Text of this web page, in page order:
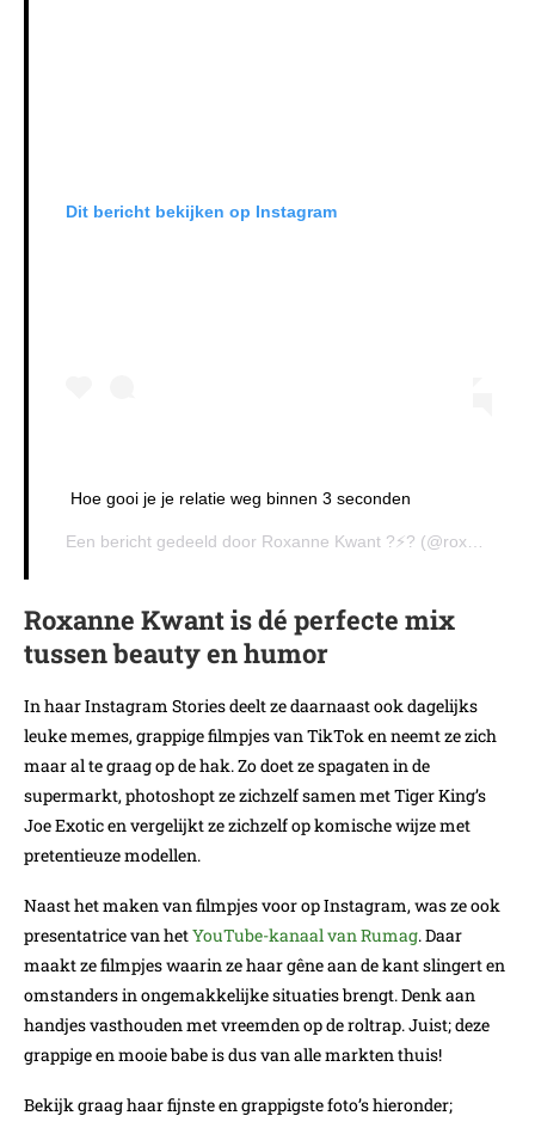
Dit bericht bekijken op Instagram
Hoe gooi je je relatie weg binnen 3 seconden
Een bericht gedeeld door Roxanne Kwant ?⚡️? (@roxannekwant) op
Roxanne Kwant is dé perfecte mix
tussen beauty en humor
In haar Instagram Stories deelt ze daarnaast ook dagelijks
leuke memes, grappige filmpjes van TikTok en neemt ze zich
maar al te graag op de hak. Zo doet ze spagaten in de
supermarkt, photoshopt ze zichzelf samen met Tiger King’s
Joe Exotic en vergelijkt ze zichzelf op komische wijze met
pretentieuze modellen.
Naast het maken van filmpjes voor op Instagram, was ze ook
presentatrice van hetYouTube-kanaal van Rumag. Daar
maakt ze filmpjes waarin ze haar gêne aan de kant slingert en
omstanders in ongemakkelijke situaties brengt. Denk aan
handjes vasthouden met vreemden op de roltrap. Juist; deze
grappige en mooie babe is dus van alle markten thuis!
Bekijk graag haar fijnste en grappigste foto’s hieronder;